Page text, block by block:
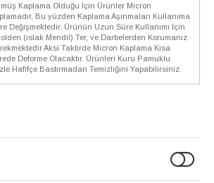
Kaplama Olduğu İçin Ürünler Micron
Bu yüzden Kaplama Aşınmaları Kullanıma
Değişmektedir. Ürünün Uzun Süre Kullanımı İçin
(ıslak Mendil) Ter, ve Darbelerden Korumanız
Aksi Taktirde Micron Kaplama Kısa
Deforme Olacaktır. Ürünleri Kuru Pamuklu
Hafifçe Bastırmadan Temizliğini Yapabilirsiniz.